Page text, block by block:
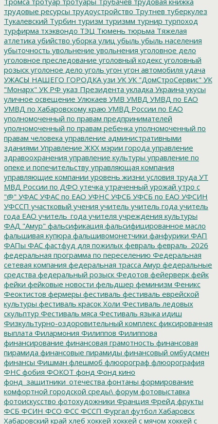
трудовые ресурсы трудоустройство Трутнев туберкулез
Тукалевский Турбин туризм туризмм турнир турпоход
турфирма тхэквондо ТЭЦ Тюмень тюрьма Тяжелая
атлетика убийство уборка улиц убыль убыль населения
убыточность увольнение увольнения уголовное дело
уголовное преследование уголовный кодекс уголовный
розыск уголоное дело уголь угон угон автомобиля удача
УЖАСЫ НАШЕГО ГОРОДКА узи УК УК "ДомСтроСервис" УК
"Монарх" УК РФ указ Президента укладка Украина укусы
уличное освещение Улюкаев УМВ УМВД УМВД по ЕАО
УМВД по Хабаровскому краю УМВД России по ЕАО
уполномоченный по правам предпринимателей
уполномоченный по правам ребенка уполномоченный по
правам человека управление административными
зданиями Управление ЖКХ мэрии города управление
здравоохранения управление культуры управление по
опеке и попечительству управляющая компания
управляющие компании уровень жизни условия труда УТ
МВД России по ДФО утечка утраченный урожай утро с
"@" УФАС УФАС по ЕАО УФНС УФСБ УФСБ по ЕАО УФСИН
УФССП участковый учения учитель учитель года учитель
года ЕАО учитель_года учителя учреждения культуры
ФАД "Амур" фальсификация фальсифицированное масло
фальшивая купюра фальшивомонетчики фанфурики ФАП
ФАПы ФАС фастфуд для пожилых февраль февраль_2026
федеральная программа по переселению Федеральная
сетевая компания федеральная трасса Амур федеральные
средства федеральный розыск Федотов фейерверк фейк
фейки фейковые новости фельдшер феминизм Феникс
Феоктистов фермеры фестиваль фестиваль еврейской
культуры фестиваль красок Холи Фестиваль ледовых
скульптур Фестиваль мяса Фестиваль языка идиш
Физкультурно-оздоровительный комплекс фиксированная
выплата Филармония Филиппов Филиппова
финансирование финансовая грамотность финансовая
пирамида финансовые пирамиды финансовый омбудсмен
финансы Фишман флешмоб флюорограф флюорография
ФНС фобия ФОКОТ фонд Фонд кино
фонд_защитники_отечества фонтаны формирование
комфортной городской среды\ форум фотовыставка
фотоискусство фотохудожники Франция Фрейд фрукты
ФСБ ФСИН ФСО ФСС ФССП Фургал футбол Хабаровск
Хабаровский край хлеб хоккей хоккей с мячом хоккей с